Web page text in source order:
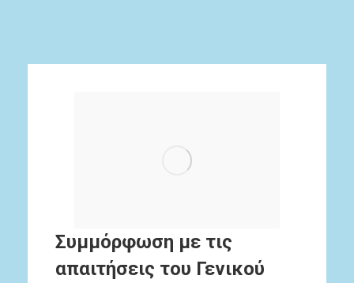
Συμμόρφωση με τις
απαιτήσεις του Γενικού